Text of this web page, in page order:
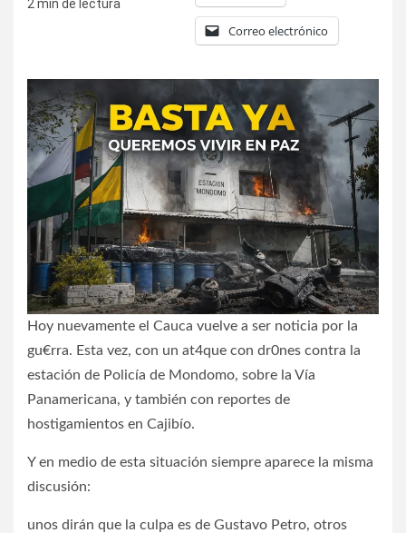
2 min de lectura
Correo electrónico
Hoy nuevamente el Cauca vuelve a ser noticia por la
gu€rra. Esta vez, con un at4que con dr0nes contra la
estación de Policía de Mondomo, sobre la Vía
Panamericana, y también con reportes de
hostigamientos en Cajibío.
Y en medio de esta situación siempre aparece la misma
discusión:
unos dirán que la culpa es de Gustavo Petro, otros